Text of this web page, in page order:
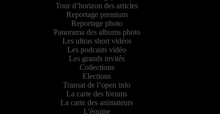
Tour d’horizon des articles
Reportage premium
Reportage photo
Panorama des albums photo
Les ultras short vidéos
Les podcasts vidéo
Les grands invités
Collections
Elections
Transat de l’open info
La carte des forums
La carte des animateurs
L'équipe